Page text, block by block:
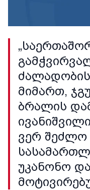
მიმართ,
ბრალის
ვერ შეძლო
უკანონო